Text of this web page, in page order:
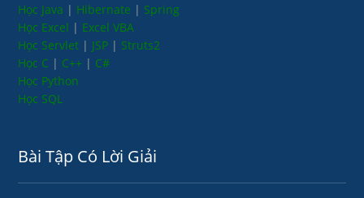
Học Java | Hibernate | Spring
Học Excel | Excel VBA
Học Servlet | JSP | Struts2
Học C | C++ | C#
Học Python
Học SQL
Bài Tập Có Lời Giải